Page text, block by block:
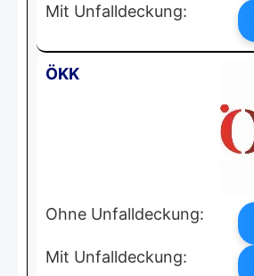
Mit Unfalldeckung:
ÖKK
Ohne Unfalldeckung:
Mit Unfalldeckung: